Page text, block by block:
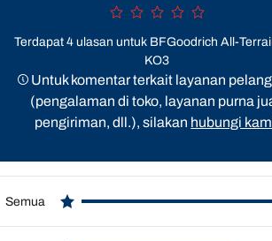
Terdapat 4 ulasan untuk BFGoodrich All-
KO3
Untuk komentar terkait layanan
(pengalaman di toko, layanan purna
pengiriman, dll.), silakan hubungi
Semua
star reviews